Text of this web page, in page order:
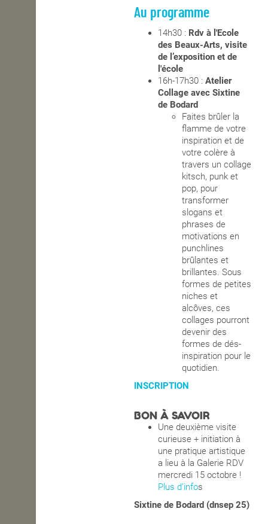
Au programme
14h30 : Rdv à l'Ecole
des Beaux-Arts, visite
de l’exposition et de
l'école
16h-17h30 :Atelier
Collage avec Sixtine
de Bodard
Faites brûler la
flamme de votre
inspiration et de
votre colère à
travers un collage
kitsch, punk et
pop, pour
transformer
slogans et
phrases de
motivations en
punchlines
brûlantes et
brillantes. Sous
formes de petites
niches et
alcôves, ces
collages pourront
devenir des
formes de dés-
inspiration pour le
quotidien.
INSCRIPTION
BON À SAVOIR
Une deuxième visite
curieuse + initiation à
une pratique artistique
a lieu à la Galerie RDV
mercredi 15 octobre !
Plus d’infos
Sixtine de Bodard (dnsep 25)